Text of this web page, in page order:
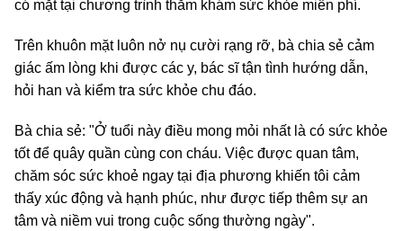
có mặt tại chương trình thăm khám sức khỏe miễn phí.
Trên khuôn mặt luôn nở nụ cười rạng rỡ, bà chia sẻ cảm
giác ấm lòng khi được các y, bác sĩ tận tình hướng dẫn,
hỏi han và kiểm tra sức khỏe chu đáo.
Bà chia sẻ: "Ở tuổi này điều mong mỏi nhất là có sức khỏe
tốt để quây quần cùng con cháu. Việc được quan tâm,
chăm sóc sức khoẻ ngay tại địa phương khiến tôi cảm
thấy xúc động và hạnh phúc, như được tiếp thêm sự an
tâm và niềm vui trong cuộc sống thường ngày".